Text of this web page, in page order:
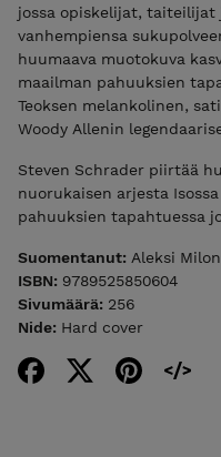
jossa opiskelijat,
vanhempiensa
huumaava muotokuva
maailman pahuuksien
Teoksen melankolinen,
Woody Allenin
Steven Schrader piirtää
nuorukaisen arjesta
pahuuksien tapahtuessa
Suomentanut: Aleksi
ISBN: 9789525850604
Sivumäärä: 256
Nide: Hard cover